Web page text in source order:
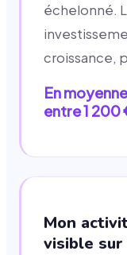
échelonné.
croissance,
En
entre 1
Mon
visible sur